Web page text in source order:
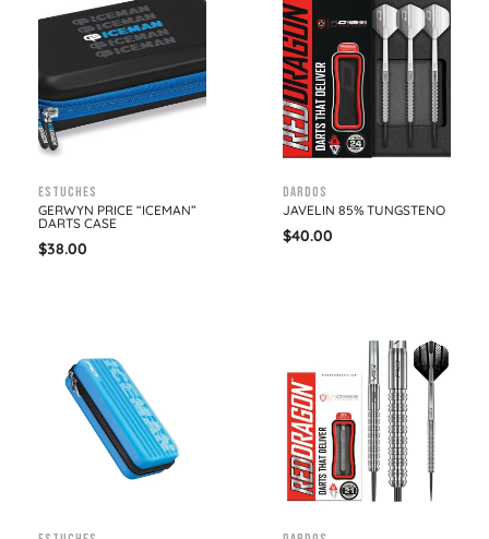
Estuches
GERWYN PRICE “ICEMAN”
DARTS CASE
$38.00
Dardos
JAVELIN 85% TUNGSTENO
$40.00